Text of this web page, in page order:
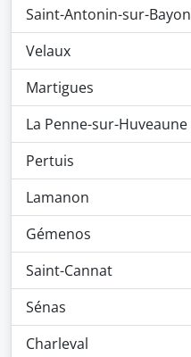
Saint-Antonin-sur-Bayon
Velaux
Martigues
La Penne-sur-Huveaune
Pertuis
Lamanon
Gémenos
Saint-Cannat
Sénas
Charleval